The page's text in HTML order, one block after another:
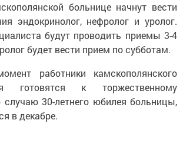
больнице начнут вести
эндокринолог, нефролог и уролог.
будут проводить приемы 3-4
будет вести прием по субботам.
работники камскополянского
готовятся к торжественному
30-летнего юбилея больницы,
в декабре.